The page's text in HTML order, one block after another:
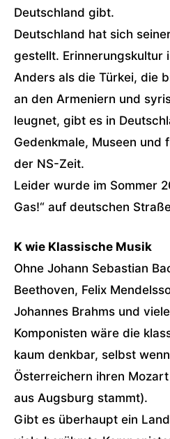
Deutschland gibt.
Deutschland hat sich
gestellt. Erinnerungskultur
Anders als die Türkei, die
an den Armeniern und
leugnet, gibt es in
Gedenkmale, Museen und
der NS-Zeit.
Leider wurde im Sommer
Gas!“ auf deutschen
K wie Klassische Musik
Ohne Johann Sebastian
Beethoven, Felix
Johannes Brahms und
Komponisten wäre die
kaum denkbar, selbst
Österreichern ihren
aus Augsburg stammt).
Gibt es überhaupt ein